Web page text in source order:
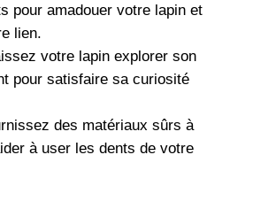
pour amadouer votre lapin et
lien.
votre lapin explorer son
pour satisfaire sa curiosité
des matériaux sûrs à
à user les dents de votre